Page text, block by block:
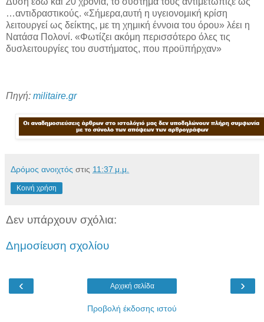
…αντιδραστικούς. «Σήμερα,αυτή η υγειονομική κρίση
λειτουργεί ως δείκτης, με τη χημική έννοια του όρου» λέει η
Νατάσα Πολονί. «Φωτίζει ακόμη περισσότερο όλες τις
δυσλειτουργίες του συστήματος, που προϋπήρχαν»
Πηγή: militaire.gr
Δρόμος ανοιχτός στις 11:37 μ.μ.
Κοινή χρήση
Δεν υπάρχουν σχόλια:
Δημοσίευση σχολίου
‹ ›
Αρχική σελίδα
Προβολή έκδοσης ιστού